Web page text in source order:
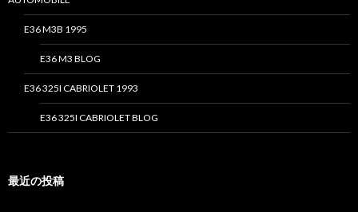
E36 M3B 1995
E36 M3 BLOG
E36 325I CABRIOLET 1993
E36 325I CABRIOLET BLOG
最近の投稿